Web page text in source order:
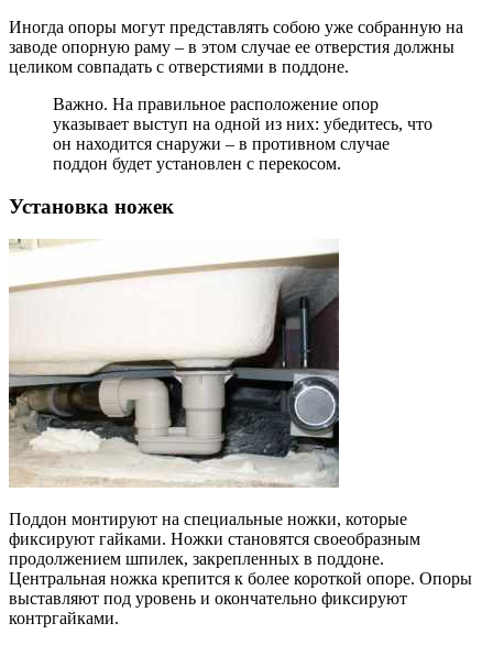
Иногда опоры могут представлять собою уже собранную на
заводе опорную раму – в этом случае ее отверстия должны
целиком совпадать с отверстиями в поддоне.
Важно. На правильное расположение опор
указывает выступ на одной из них: убедитесь, что
он находится снаружи – в противном случае
поддон будет установлен с перекосом.
Установка ножек
Поддон монтируют на специальные ножки, которые
фиксируют гайками. Ножки становятся своеобразным
продолжением шпилек, закрепленных в поддоне.
Центральная ножка крепится к более короткой опоре. Опоры
выставляют под уровень и окончательно фиксируют
контргайками.